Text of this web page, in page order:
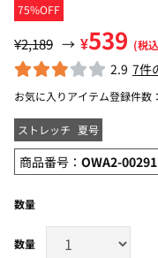
75%OFF
¥2,189 → ¥539 (税
2.9 7件
お気に入りアイテム登録件数：
ストレッチ 夏号
商品番号： OWA2-00291
数量